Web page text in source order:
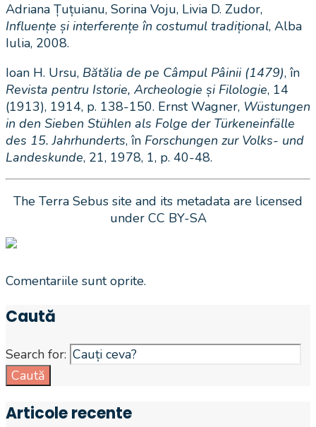
Adriana Țuțuianu, Sorina Voju, Livia D. Zudor,
Influențe și interferențe în costumul tradițional, Alba
Iulia, 2008.
Ioan H. Ursu, Bătălia de pe Câmpul Pâinii (1479), în
Revista pentru Istorie, Archeologie și Filologie, 14
(1913), 1914, p. 138-150. Ernst Wagner, Wüstungen
in den Sieben Stühlen als Folge der Türkeneinfälle
des 15. Jahrhunderts, în Forschungen zur Volks- und
Landeskunde, 21, 1978, 1, p. 40-48.
The Terra Sebus site and its metadata are licensed
under CC BY-SA
Comentariile sunt oprite.
Caută
Search for:
Caută
Articole recente